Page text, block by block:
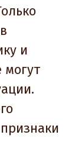
и
могут